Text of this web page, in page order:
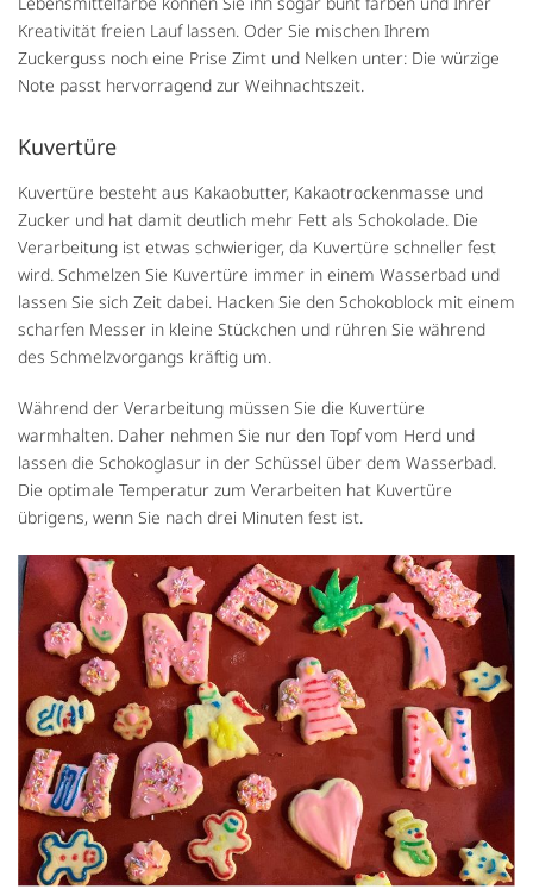
Kreativität freien Lauf lassen. Oder Sie mischen Ihrem
Zuckerguss noch eine Prise Zimt und Nelken unter: Die würzige
Note passt hervorragend zur Weihnachtszeit.
Kuvertüre
Kuvertüre besteht aus Kakaobutter, Kakaotrockenmasse und
Zucker und hat damit deutlich mehr Fett als Schokolade. Die
Verarbeitung ist etwas schwieriger, da Kuvertüre schneller fest
wird. Schmelzen Sie Kuvertüre immer in einem Wasserbad und
lassen Sie sich Zeit dabei. Hacken Sie den Schokoblock mit einem
scharfen Messer in kleine Stückchen und rühren Sie während
des Schmelzvorgangs kräftig um.
Während der Verarbeitung müssen Sie die Kuvertüre
warmhalten. Daher nehmen Sie nur den Topf vom Herd und
lassen die Schokoglasur in der Schüssel über dem Wasserbad.
Die optimale Temperatur zum Verarbeiten hat Kuvertüre
übrigens, wenn Sie nach drei Minuten fest ist.